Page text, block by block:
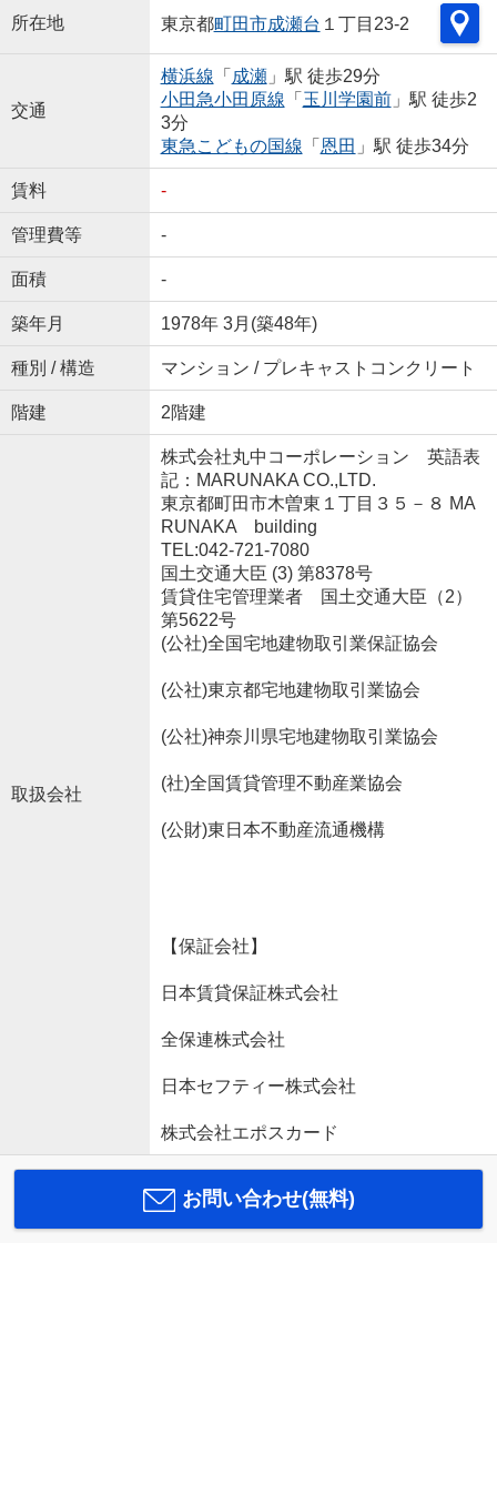
所在地 東京都町田市成瀬台 １丁目23-2
交通
横浜線 「 成瀬 」駅 徒歩29分
小田急小田原線 「 玉川学園前」駅 徒歩2
3分
東急こどもの国線 「 恩田 」駅 徒歩34分
賃料 -
管理費等 -
面積 -
築年月 1978年 3月(築48年)
種別 / 構造 マンション / プレキャストコンクリート
階建 2階建
取扱会社
株式会社丸中コーポレーション 英語表
記：MARUNAKA CO.,LTD.
東京都町田市木曽東１丁目３５－８ MA
RUNAKA building
TEL:042-721-7080
国土交通大臣 (3) 第8378号
賃貸住宅管理業者 国土交通大臣（2）
第5622号
(公社)全国宅地建物取引業保証協会
(公社)東京都宅地建物取引業協会
(公社)神奈川県宅地建物取引業協会
(社)全国賃貸管理不動産業協会
(公財)東日本不動産流通機構
【保証会社】
日本賃貸保証株式会社
全保連株式会社
日本セフティー株式会社
株式会社エポスカード
お問い合わせ(無料)